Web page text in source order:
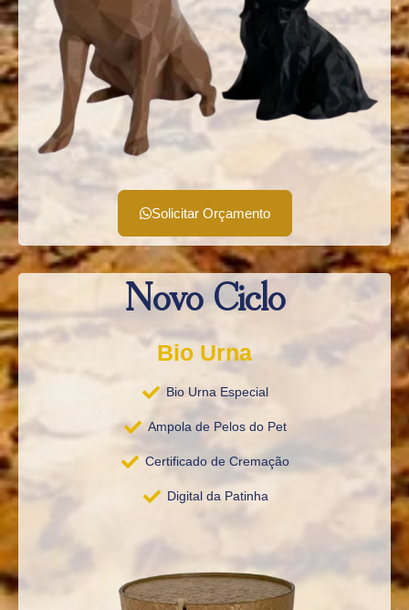
Solicitar Orçamento
Novo Ciclo
Bio Urna
Bio Urna Especial
Ampola de Pelos do Pet
Certificado de Cremação
Digital da Patinha